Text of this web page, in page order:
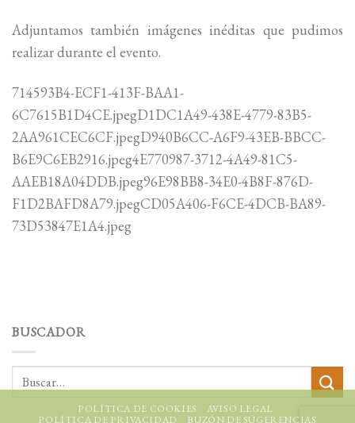
Adjuntamos también imágenes inéditas que pudimos
realizar durante el evento.
714593B4-ECF1-413F-BAA1-
6C7615B1D4CE.jpegD1DC1A49-438E-4779-83B5-
2AA961CEC6CF.jpegD940B6CC-A6F9-43EB-BBCC-
B6E9C6EB2916.jpeg4E770987-3712-4A49-81C5-
AAEB18A04DDB.jpeg96E98BB8-34E0-4B8F-876D-
F1D2BAFD8A79.jpegCD05A406-F6CE-4DCB-BA89-
73D53847E1A4.jpeg
BUSCADOR
POLÍTICA DE COOKIES
AVISO LEGAL
POLÍTICA DE PRIVACIDAD
BUZÓN DE SUGERENCIAS